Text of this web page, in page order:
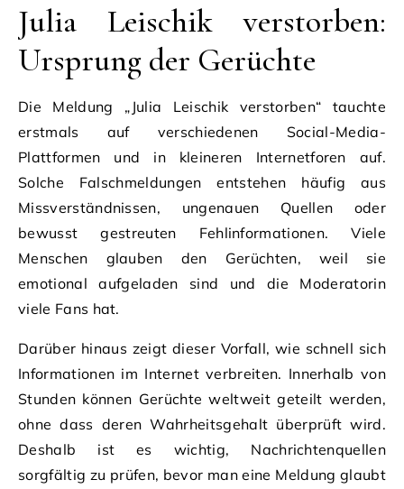
Julia Leischik verstorben:
Ursprung der Gerüchte
Die Meldung „Julia Leischik verstorben“ tauchte
erstmals auf verschiedenen Social-Media-
Plattformen und in kleineren Internetforen auf.
Solche Falschmeldungen entstehen häufig aus
Missverständnissen, ungenauen Quellen oder
bewusst gestreuten Fehlinformationen. Viele
Menschen glauben den Gerüchten, weil sie
emotional aufgeladen sind und die Moderatorin
viele Fans hat.
Darüber hinaus zeigt dieser Vorfall, wie schnell sich
Informationen im Internet verbreiten. Innerhalb von
Stunden können Gerüchte weltweit geteilt werden,
ohne dass deren Wahrheitsgehalt überprüft wird.
Deshalb ist es wichtig, Nachrichtenquellen
sorgfältig zu prüfen, bevor man eine Meldung glaubt